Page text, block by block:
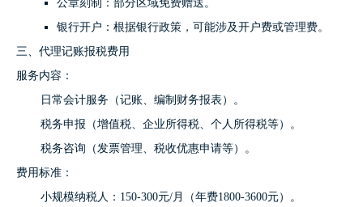
公章刻制：部分区域免费赠送。
银行开户：根据银行政策，可能涉及开户费或管理费。
三、代理记账报税费用
服务内容：
日常会计服务（记账、编制财务报表）。
税务申报（增值税、企业所得税、个人所得税等）。
税务咨询（发票管理、税收优惠申请等）。
费用标准：
小规模纳税人：150-300元/月（年费1800-3600元）。